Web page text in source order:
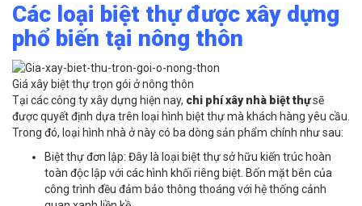
Các loại biệt thự được xây dựng
phổ biến tại nông thôn
Giá xây biệt thự trọn gói ở nông thôn
Tại các công ty xây dựng hiện nay, chi phí xây nhà biệt thựsẽ
được quyết định dựa trên loại hình biệt thự mà khách hàng yêu cầu.
Trong đó, loại hình nhà ở này có ba dòng sản phẩm chính như sau:
Biệt thự đơn lập: Đây là loại biệt thự sở hữu kiến trúc hoàn
toàn độc lập với các hình khối riêng biệt. Bốn mặt bên của
công trình đều đảm bảo thông thoáng với hệ thống cảnh